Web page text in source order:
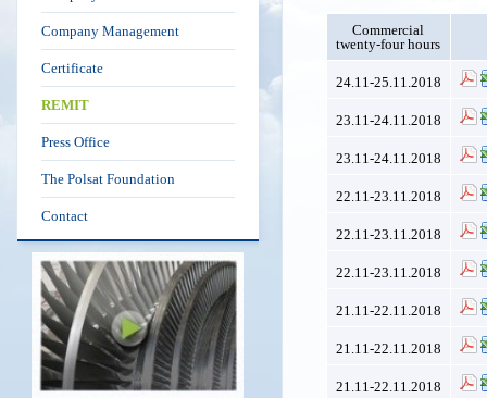
Company Management
Certificate
REMIT
Press Office
The Polsat Foundation
Contact
Commercial
twenty-four hours
24.11-25.11.2018
23.11-24.11.2018
23.11-24.11.2018
22.11-23.11.2018
22.11-23.11.2018
22.11-23.11.2018
21.11-22.11.2018
21.11-22.11.2018
21.11-22.11.2018